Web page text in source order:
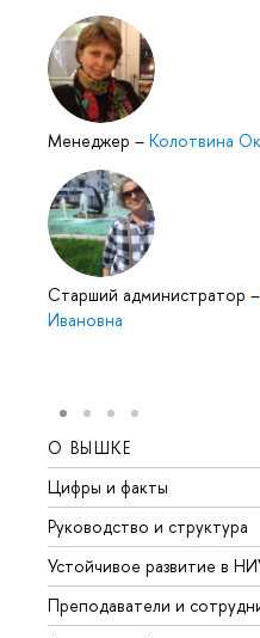
Менеджер – Колотвина
Cтарший администратор –
Ивановна
О ВЫШКЕ
Цифры и факты
Руководство и структура
Устойчивое развитие в
Преподаватели и